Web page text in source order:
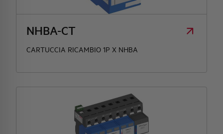
NHBA-CT
CARTUCCIA RICAMBIO 1P X NHBA
HQ & TEAM
ATTIVITÀ E MERCATI
IMPEGNO SOCIALE